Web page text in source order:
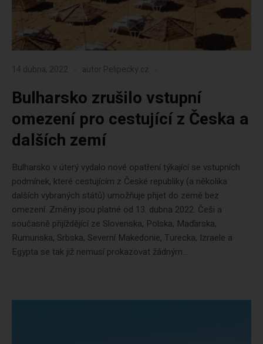
14 dubna, 2022 autor Pelipecky.cz
Bulharsko zrušilo vstupní
omezení pro cestující z Česka a
dalších zemí
Bulharsko v úterý vydalo nové opatření týkající se vstupních
podmínek, které cestujícím z České republiky (a několika
dalších vybraných států) umožňuje přijet do země bez
omezení. Změny jsou platné od 13. dubna 2022. Češi a
současně přijíždějící ze Slovenska, Polska, Maďarska,
Rumunska, Srbska, Severní Makedonie, Turecka, Izraele a
Egypta se tak již nemusí prokazovat žádným...